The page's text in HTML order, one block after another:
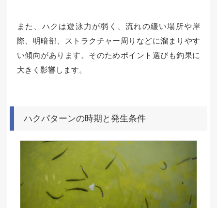
また、ハクは遊泳力が弱く、流れの緩い場所や岸
際、明暗部、ストラクチャー周りなどに溜まりやす
い傾向があります。そのためポイント選びも釣果に
大きく影響します。
ハクパターンの時期と発生条件